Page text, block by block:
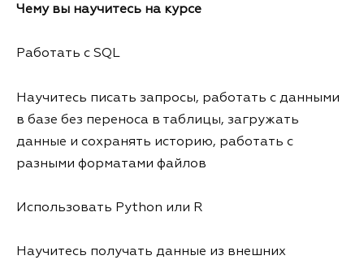
Чему вы научитесь на курсе
Работать с SQL
Научитесь писать запросы, работать с данными
в базе без переноса в таблицы, загружать
данные и сохранять историю, работать с
разными форматами файлов
Использовать Python или R
Научитесь получать данные из внешних